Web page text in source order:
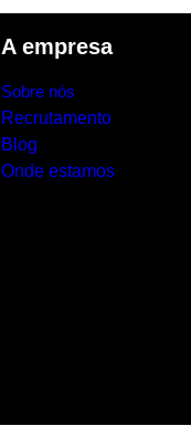
A empresa
Sobre nós
Recrutamento
Blog
Onde estamos